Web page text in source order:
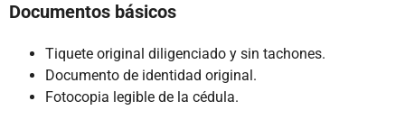
Documentos básicos
Tiquete original diligenciado y sin tachones.
Documento de identidad original.
Fotocopia legible de la cédula.